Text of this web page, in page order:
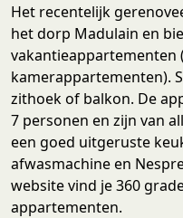
Het recentelijk
het dorp Madulain en
vakantieappartementen
kamerappartementen).
zithoek of balkon. De
7 personen en zijn van
een goed uitgeruste
afwasmachine en
website vind je 360
appartementen.